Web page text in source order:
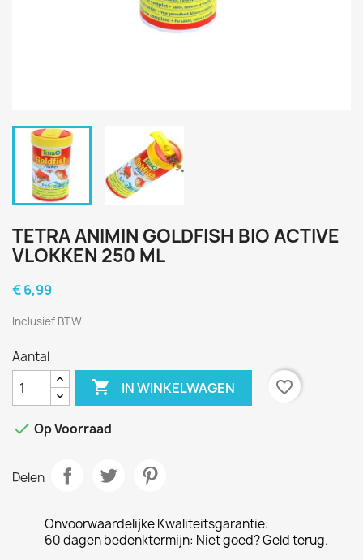
TETRA ANIMIN GOLDFISH BIO ACTIVE
VLOKKEN 250 ML
€ 6,99
Inclusief BTW
Aantal
 IN WINKELWAGEN favorite_border
 Op Voorraad
Delen
Onvoorwaardelijke Kwaliteitsgarantie:
60 dagen bedenktermijn: Niet goed? Geld terug.